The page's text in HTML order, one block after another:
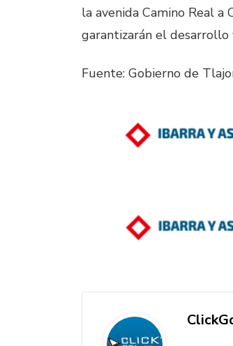
la avenida Camino Real
garantizarán el
Fuente: Gobierno de